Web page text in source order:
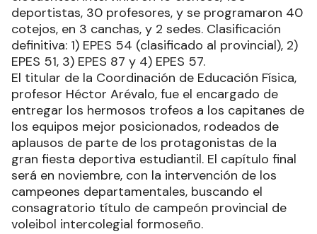
deportistas, 30 profesores, y se programaron 40
cotejos, en 3 canchas, y 2 sedes. Clasificación
definitiva: 1) EPES 54 (clasificado al provincial), 2)
EPES 51, 3) EPES 87 y 4) EPES 57.
El titular de la Coordinación de Educación Física,
profesor Héctor Arévalo, fue el encargado de
entregar los hermosos trofeos a los capitanes de
los equipos mejor posicionados, rodeados de
aplausos de parte de los protagonistas de la
gran fiesta deportiva estudiantil. El capítulo final
será en noviembre, con la intervención de los
campeones departamentales, buscando el
consagratorio título de campeón provincial de
voleibol intercolegial formoseño.